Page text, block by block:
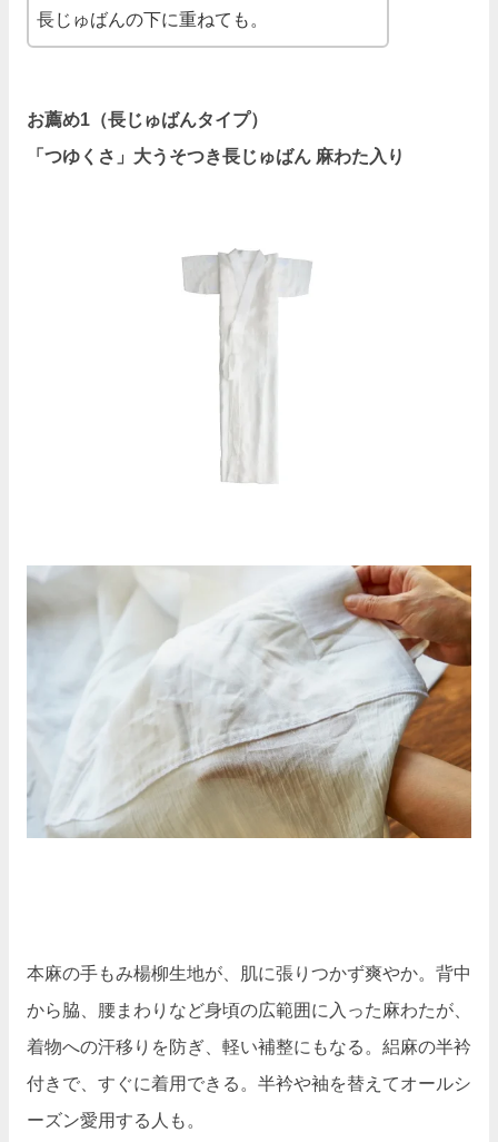
長じゅばんの下に重ねても。
お薦め1（長じゅばんタイプ）
「つゆくさ」大うそつき長じゅばん 麻わた入り
本麻の手もみ楊柳生地が、肌に張りつかず爽やか。背中
から脇、腰まわりなど身頃の広範囲に入った麻わたが、
着物への汗移りを防ぎ、軽い補整にもなる。絽麻の半衿
付きで、すぐに着用できる。半衿や袖を替えてオールシ
ーズン愛用する人も。